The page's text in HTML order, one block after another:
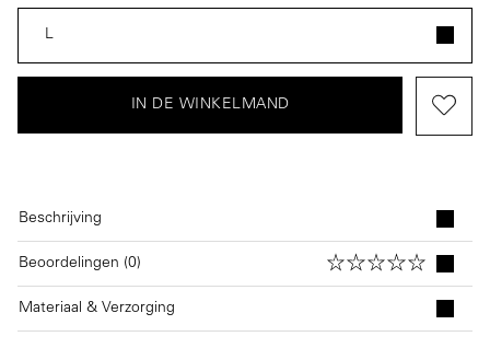
L
IN DE WINKELMAND
Beschrijving
Beoordelingen (0)
Materiaal & Verzorging